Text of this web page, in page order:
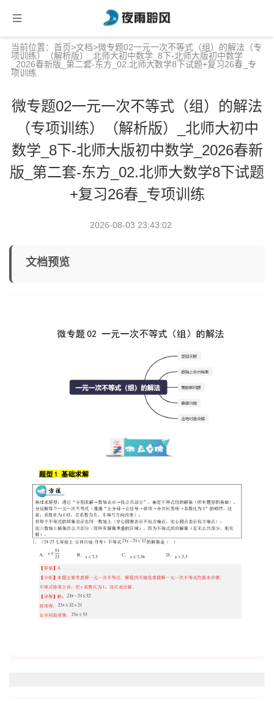
当前位置： 首页>文档>微专题02一元一次不等式（组）的解法（专
项训练）（解析版）_北师大初中数学_8下-北师大版初中数学
_2026春新版_第二套-东方_02.北师大数学8下试题+复习26春_专
项训练
微专题02一元一次不等式（组）的解法
（专项训练）（解析版）_北师大初中
数学_8下-北师大版初中数学_2026春新
版_第二套-东方_02.北师大数学8下试题
+复习26春_专项训练
2026-08-03 23:43:02
文档预览